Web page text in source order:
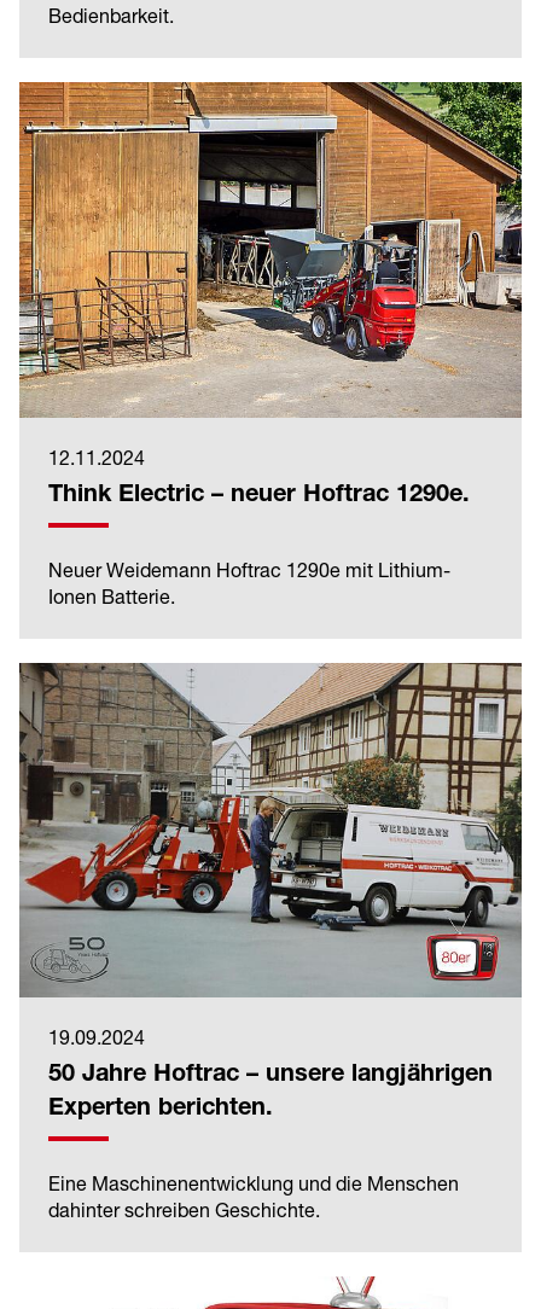
Bedienbarkeit.
12.11.2024
Think Electric – neuer Hoftrac 1290e.
Neuer Weidemann Hoftrac 1290e mit Lithium-
Ionen Batterie.
19.09.2024
50 Jahre Hoftrac – unsere langjährigen
Experten berichten.
Eine Maschinenentwicklung und die Menschen
dahinter schreiben Geschichte.